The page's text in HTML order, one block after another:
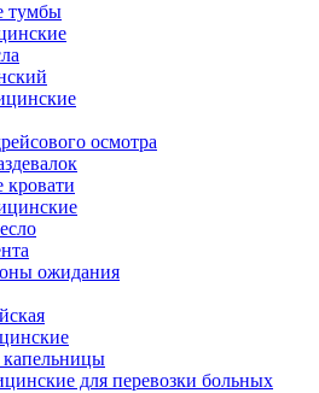
тумбы
осмотра
ожидания
для перевозки больных